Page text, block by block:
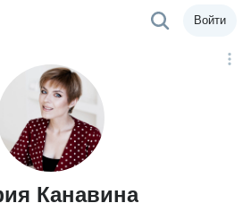
Войти
Канавина